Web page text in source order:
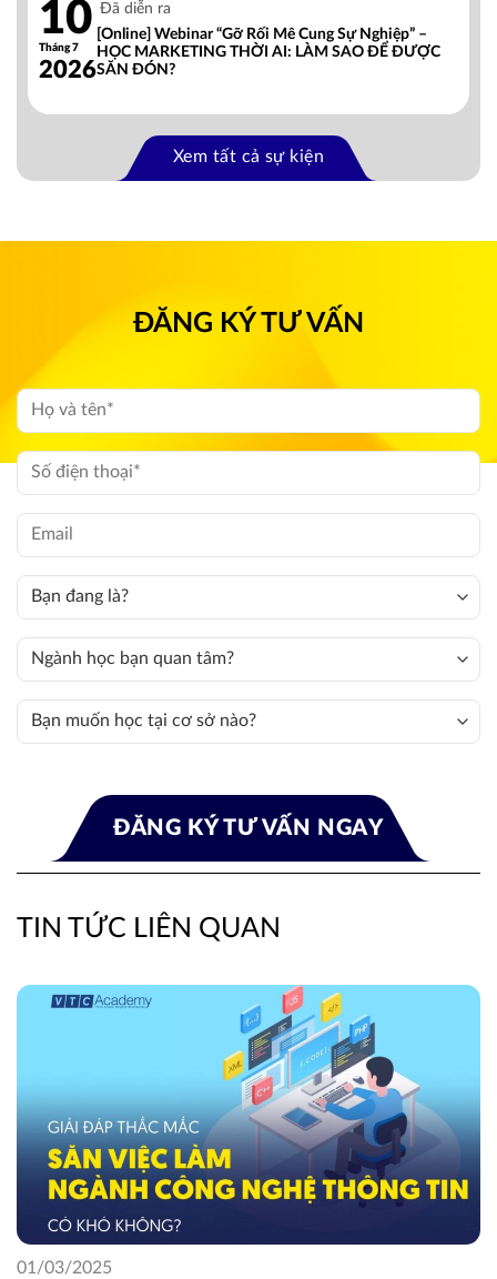
10
Tháng 7
2026
Đã diễn ra
[Online] Webinar “Gỡ Rối Mê Cung Sự Nghiệp” –
HỌC MARKETING THỜI AI: LÀM SAO ĐỂ ĐƯỢC
SĂN ĐÓN?
Xem tất cả sự kiện
ĐĂNG KÝ TƯ VẤN
TIN TỨC LIÊN QUAN
01/03/2025